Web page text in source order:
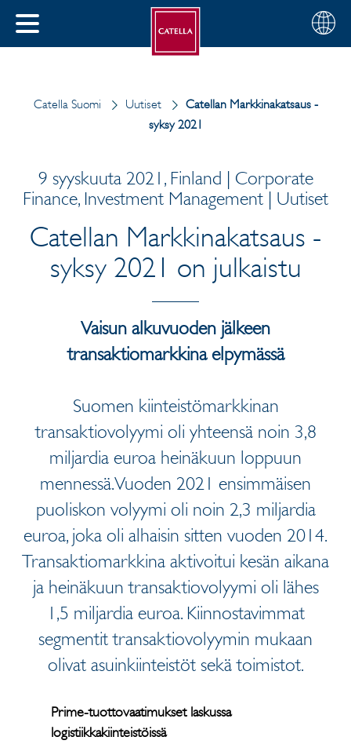
SULJE
Valitse
alue
Suomi
Catella Suomi Uutiset
Catellan Markkinakatsaus -
syksy 2021
9 syyskuuta 2021, Finland | Corporate
Finance, Investment Management | Uutiset
Catellan Markkinakatsaus -
syksy 2021 on julkaistu
Vaisun alkuvuoden jälkeen
transaktiomarkkina elpymässä
Suomen kiinteistömarkkinan
transaktiovolyymi oli yhteensä noin 3,8
miljardia euroa heinäkuun loppuun
mennessä. Vuoden 2021 ensimmäisen
puoliskon volyymi oli noin 2,3 miljardia
euroa, joka oli alhaisin sitten vuoden 2014.
Transaktiomarkkina aktivoitui kesän aikana
ja heinäkuun transaktiovolyymi oli lähes
1,5 miljardia euroa. Kiinnostavimmat
segmentit transaktiovolyymin mukaan
olivat asuinkiinteistöt sekä toimistot.
Prime-tuottovaatimukset laskussa
logistiikkakiinteistöissä